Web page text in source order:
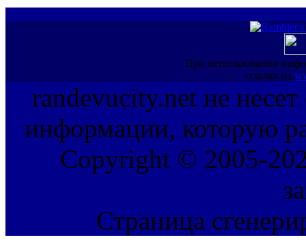
При использовании
ссылка на
randevucity.net не несет
информации, которую
Copyright © 2005-
Страница